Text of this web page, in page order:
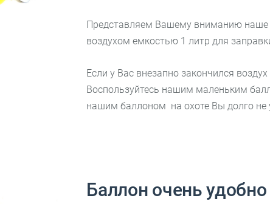
Представляем Вашему вниманию
воздухом емкостью 1 литр для
Если у Вас внезапно закончился
Воспользуйтесь нашим маленьким
нашим баллоном на охоте Вы долго не
Баллон очень